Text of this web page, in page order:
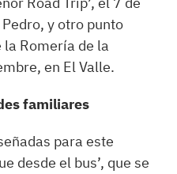
y otro punto
Romería de la
en El Valle.
familiares
para este
desde el bus’, que se